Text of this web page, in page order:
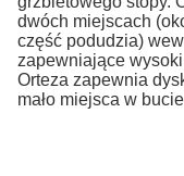
dwóch miejscach
część podudzia)
zapewniające
Orteza zapewnia
mało miejsca w